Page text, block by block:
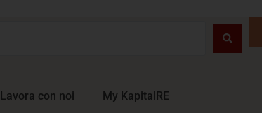
Lavora con noi My KapitalRE